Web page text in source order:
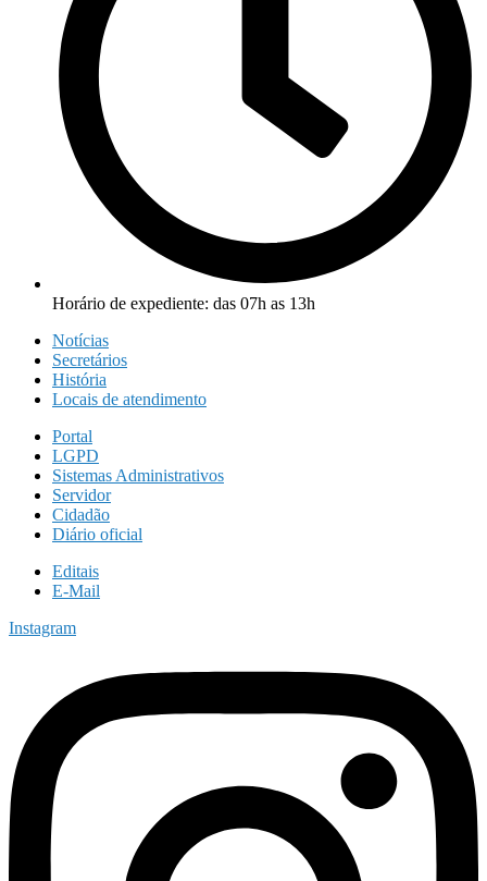
Horário de expediente: das 07h as 13h
Notícias
Secretários
História
Locais de atendimento
Portal
LGPD
Sistemas Administrativos
Servidor
Cidadão
Diário oficial
Editais
E-Mail
Instagram